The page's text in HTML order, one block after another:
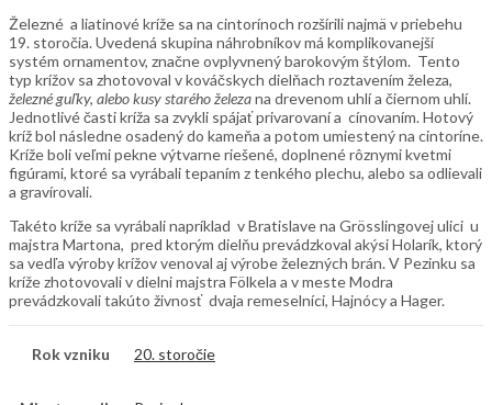
Železné a liatinové kríže sa na cintorínoch rozšírili najmä v priebehu
19. storočia. Uvedená skupina náhrobníkov má komplikovanejší
systém ornamentov, značne ovplyvnený barokovým štýlom. Tento
typ krížov sa zhotovoval v kováčskych dielňach roztavením železa,
železné guľky, alebo kusy starého železana drevenom uhlí a čiernom uhlí.
Jednotlivé časti kríža sa zvykli spájať privarovaní a cínovaním. Hotový
kríž bol následne osadený do kameňa a potom umiestený na cintoríne.
Kríže boli veľmi pekne výtvarne riešené, doplnené rôznymi kvetmi
figúrami, ktoré sa vyrábali tepaním z tenkého plechu, alebo sa odlievali
a gravírovali.
Takéto kríže sa vyrábali napríklad v Bratislave na Grösslingovej ulici u
majstra Martona, pred ktorým dielňu prevádzkoval akýsi Holarík, ktorý
sa vedľa výroby krížov venoval aj výrobe železných brán. V Pezinku sa
kríže zhotovovali v dielni majstra Fölkela a v meste Modra
prevádzkovali takúto živnosť dvaja remeselníci, Hajnócy a Hager.
Rok vzniku 20. storočie